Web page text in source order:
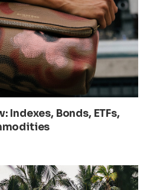
Indexes, Bonds, ETFs,